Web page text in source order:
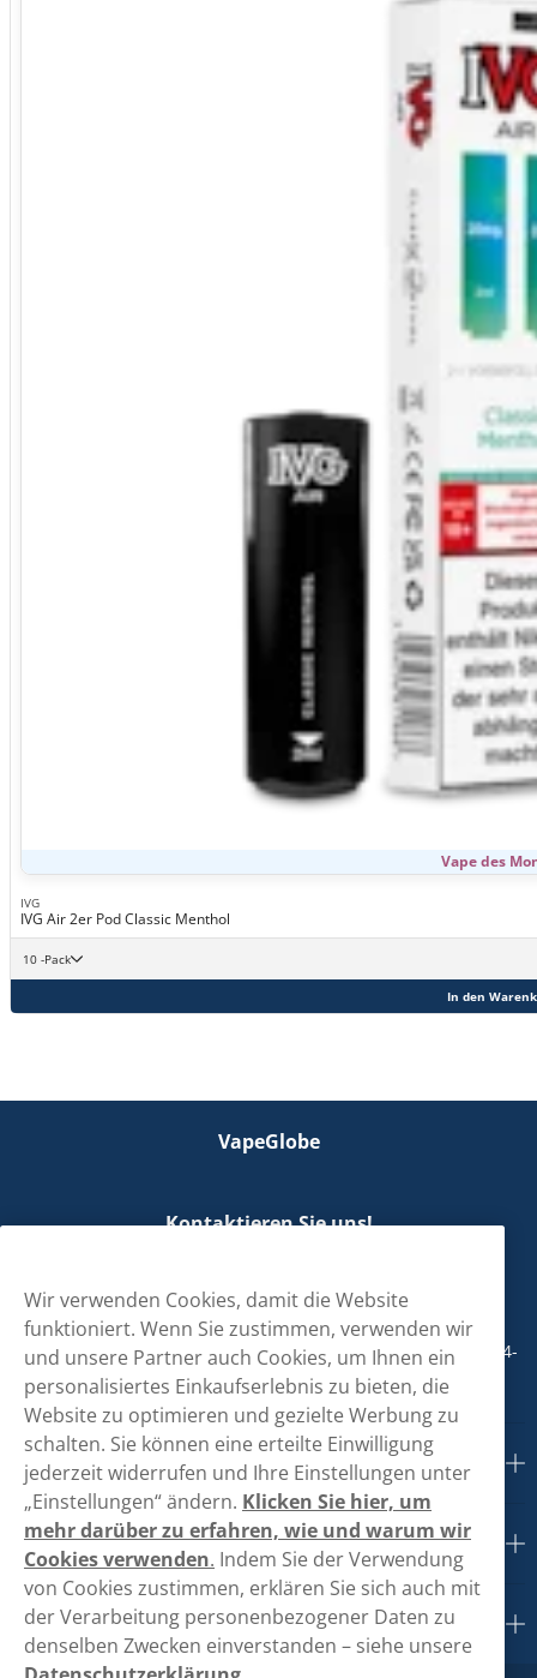
Vape des
IVG
IVG Air 2er Pod Classic Menthol
10 -Pack
In den
VapeGlobe
Kontaktieren Sie uns!
+498001800890
Mo/Di/Fr: 09-17 Uhr (Pause 12-13) Mi/Do: 10-19 Uhr (Pause 14-
15)
Kundendienst
Links
Über uns
Wir verwenden Cookies, damit die Website
funktioniert. Wenn Sie zustimmen, verwenden wir
und unsere Partner auch Cookies, um Ihnen ein
personalisiertes Einkaufserlebnis zu bieten, die
Website zu optimieren und gezielte Werbung zu
schalten. Sie können eine erteilte Einwilligung
jederzeit widerrufen und Ihre Einstellungen unter
„Einstellungen“ ändern. Klicken Sie hier, um
mehr darüber zu erfahren, wie und warum wir
Cookies verwenden. Indem Sie der Verwendung
von Cookies zustimmen, erklären Sie sich auch mit
der Verarbeitung personenbezogener Daten zu
denselben Zwecken einverstanden – siehe unsere